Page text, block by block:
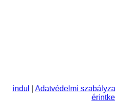
indul Adatvédelmi